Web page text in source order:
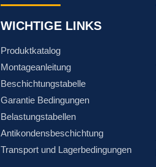
WICHTIGE LINKS
Produktkatalog
Montageanleitung
Beschichtungstabelle
Garantie Bedingungen
Belastungstabellen
Antikondensbeschichtung
Transport und Lagerbedingungen